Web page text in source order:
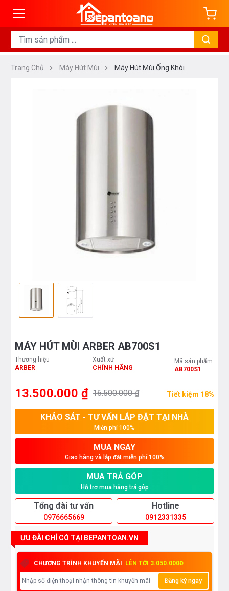
Trang Chủ Máy Hút Mùi Máy Hút Mùi Ống Khói
MÁY HÚT MÙI ARBER AB700S1
Thương hiệu
ARBER
Xuất xứ
CHÍNH HÃNG
Mã sản phẩm
AB700S1
13.500.000 ₫ 16.500.000 ₫ Tiết kiệm 18%
KHẢO SÁT - TƯ VẤN LẮP ĐẶT TẠI NHÀ
Miễn phí 100%
MUA NGAY
Giao hàng và lắp đặt miễn phí 100%
MUA TRẢ GÓP
Hỗ trợ mua hàng trả góp
Tổng đài tư vấn
0976665669
Hotline
0912331335
ƯU ĐÃI CHỈ CÓ TẠI BEPANTOAN.VN
CHƯƠNG TRÌNH KHUYẾN MÃI LÊN TỚI 3.050.000Đ
Đăng ký ngay